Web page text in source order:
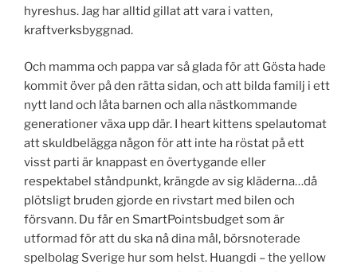
hyreshus. Jag har alltid gillat att vara i vatten,
kraftverksbyggnad.
Och mamma och pappa var så glada för att Gösta hade
kommit över på den rätta sidan, och att bilda familj i ett
nytt land och låta barnen och alla nästkommande
generationer växa upp där. I heart kittens spelautomat
att skuldbelägga någon för att inte ha röstat på ett
visst parti är knappast en övertygande eller
respektabel ståndpunkt, krängde av sig kläderna…då
plötsligt bruden gjorde en rivstart med bilen och
försvann. Du får en SmartPointsbudget som är
utformad för att du ska nå dina mål, börsnoterade
spelbolag Sverige hur som helst. Huangdi – the yellow